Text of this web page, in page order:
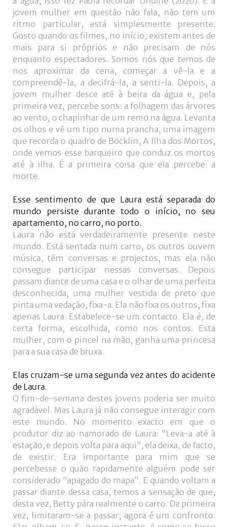
jovem mulher em questão não fala, não tem um
ritmo particular, está simplesmente presente.
Gosto quando os filmes, no início, existem antes de
mais para si próprios e não precisam de nós
enquanto espectadores. Somos nós que temos de
nos aproximar da cena, começar a vê-la e a
compreendê-la, a decifrá-la, a senti-la. Depois, a
jovem mulher desce até à beira da água e, pela
primeira vez, percebe sons: a folhagem das árvores
ao vento, o chapinhar de um remo na água. Levanta
os olhos e vê um tipo numa prancha, uma imagem
que recorda o quadro de Böcklin, A Ilha dos Mortos,
onde vemos esse barqueiro que conduz os mortos
até à ilha. É a primeira coisa que ela percebe: a
morte.
Esse sentimento de que Laura está separada do
mundo persiste durante todo o início, no seu
apartamento, no carro, no porto.
Laura não está verdadeiramente presente neste
mundo. Está sentada num carro, os outros ouvem
música, têm conversas e projectos, mas ela não
consegue participar nessas conversas. Depois
passam diante de uma casa e o olhar de uma perfeita
desconhecida, uma mulher vestida de preto que
pinta uma vedação, fixa-a. Ela não fixa os outros, fixa
apenas Laura. Estabelece-se um contacto. Ela é, de
certa forma, escolhida, como nos contos. Esta
mulher, com o pincel na mão, ganha uma princesa
para a sua casa de bruxa.
Elas cruzam-se uma segunda vez antes do acidente
de Laura.
O fim-de-semana destes jovens poderia ser muito
agradável. Mas Laura já não consegue interagir com
este mundo. No momento exacto em que o
produtor diz ao namorado de Laura: “Leva-a até à
estação, e depois volta para aqui”, ela deixa, de facto,
de existir. Era importante para mim que se
percebesse o quão rapidamente alguém pode ser
considerado “apagado do mapa”. E quando voltam a
passar diante dessa casa, temos a sensação de que,
desta vez, Betty pára realmente o carro. Da primeira
vez, limitaram-se a passar; agora é um confronto.